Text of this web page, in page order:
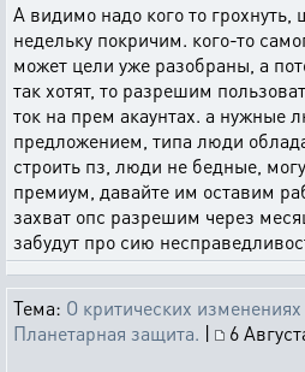
А видимо надо кого то грохнуть,
недельку покричим. кого-то
может цели уже разобраны, а
так хотят, то разрешим
ток на прем акаунтах. а нужные
предложением, типа люди
строить пз, люди не бедные,
премиум, давайте им оставим
захват опс разрешим через
забудут про сию
Тема: О критических
Планетарная защита. |
6